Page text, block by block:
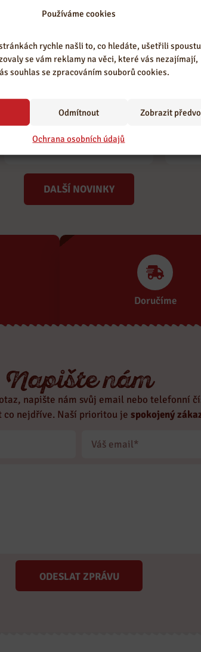
Používáme cookies
rychle našli to, co hledáte, ušetřili spoustu
se vám reklamy na věci, které vás nezajímají,
souhlas se zpracováním souborů cookies.
Odmítnout Zobrazit
Ochrana osobních údajů
Smažený sýr a opečený
brambor
DALŠÍ NOVINKY
Doručíme
Napište nám
napište nám svůj email nebo telefonní
co nejdříve. Naší prioritou je spokojený
ODESLAT ZPRÁVU